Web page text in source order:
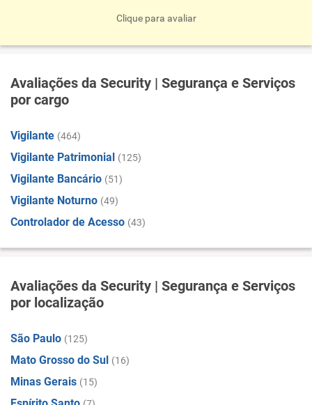
Clique para avaliar
Avaliações da Security | Segurança e Serviços
por cargo
Vigilante (464)
Vigilante Patrimonial (125)
Vigilante Bancário (51)
Vigilante Noturno (49)
Controlador de Acesso (43)
Avaliações da Security | Segurança e Serviços
por localização
São Paulo (125)
Mato Grosso do Sul (16)
Minas Gerais (15)